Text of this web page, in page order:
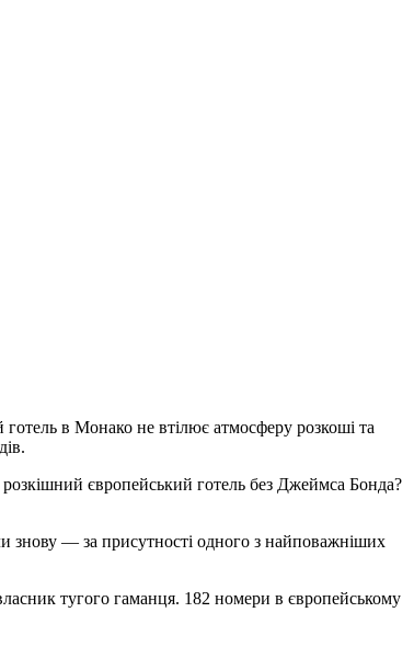
в Монако не втілює атмосферу розкоші та
європейський готель без Джеймса Бонда?
знову — за присутності одного з найповажніших
тугого гаманця. 182 номери в європейському